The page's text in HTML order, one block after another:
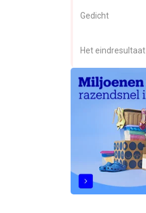
Gedicht
Het eindresultaat